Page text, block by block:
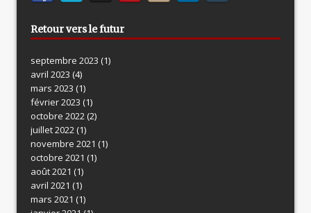
Retour vers le futur
septembre 2023 (1)
avril 2023 (4)
mars 2023 (1)
février 2023 (1)
octobre 2022(2)
juillet 2022(1)
novembre 2021 (1)
octobre 2021 (1)
août 2021 (1)
avril 2021 (1)
mars 2021 (1)